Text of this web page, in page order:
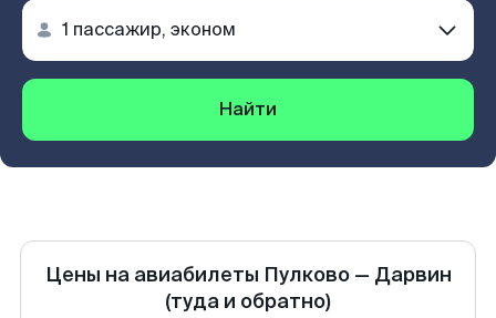
Найти
Цены на авиабилеты Пулково— Дарвин
(туда и обратно)